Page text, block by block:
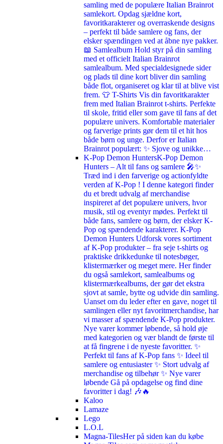
samling med de populære Italian Brainrot
samlekort. Opdag sjældne kort,
favoritkarakterer og overraskende designs
– perfekt til både samlere og fans, der
elsker spændingen ved at åbne nye pakker.
📖 Samlealbum Hold styr på din samling
med et officielt Italian Brainrot
samlealbum. Med specialdesignede sider
og plads til dine kort bliver din samling
både flot, organiseret og klar til at blive vist
frem. 👕 T-Shirts Vis din favoritkarakter
frem med Italian Brainrot t-shirts. Perfekte
til skole, fritid eller som gave til fans af det
populære univers. Komfortable materialer
og farverige prints gør dem til et hit hos
både børn og unge. Derfor er Italian
Brainrot populært: ✨ Sjove og unikke…
K-Pop Demon HuntersK-Pop Demon
Hunters – Alt til fans og samlere 🎤✨
Træd ind i den farverige og actionfyldte
verden af K-Pop ! I denne kategori finder
du et bredt udvalg af merchandise
inspireret af det populære univers, hvor
musik, stil og eventyr mødes. Perfekt til
både fans, samlere og børn, der elsker K-
Pop og spændende karakterer. K-Pop
Demon Hunters Udforsk vores sortiment
af K-Pop produkter – fra seje t-shirts og
praktiske drikkedunke til notesbøger,
klistermærker og meget mere. Her finder
du også samlekort, samlealbums og
klistermærkealbums, der gør det ekstra
sjovt at samle, bytte og udvide din samling.
Uanset om du leder efter en gave, noget til
samlingen eller nyt favoritmerchandise, har
vi masser af spændende K-Pop produkter.
Nye varer kommer løbende, så hold øje
med kategorien og vær blandt de første til
at få fingrene i de nyeste favoritter. ✨
Perfekt til fans af K-Pop fans ✨ Ideel til
samlere og entusiaster ✨ Stort udvalg af
merchandise og tilbehør ✨ Nye varer
løbende Gå på opdagelse og find dine
favoritter i dag! 🎶🔥
Kaloo
Lamaze
Lego
L.O.L
Magna-TilesHer på siden kan du købe